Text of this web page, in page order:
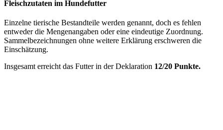
Fleischzutaten im Hundefutter
Einzelne tierische Bestandteile werden genannt, doch es fehlen
entweder die Mengenangaben oder eine eindeutige Zuordnung.
Sammelbezeichnungen ohne weitere Erklärung erschweren die
Einschätzung.
Insgesamt erreicht das Futter in der Deklaration 12/20 Punkte.